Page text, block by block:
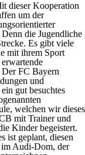
dieser Kooperation
um der
die Jugendliche
Es gibt viele
mit ihrem Sport
Der FC Bayern
und
gut besuchtes
welchen wir dieses
mit Trainer und
Kinder begeistert.
ist geplant, diesen
im Audi-Dom, der